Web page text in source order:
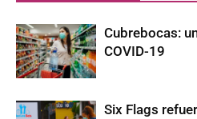
Cubrebocas:
COVID-19
Six Flags